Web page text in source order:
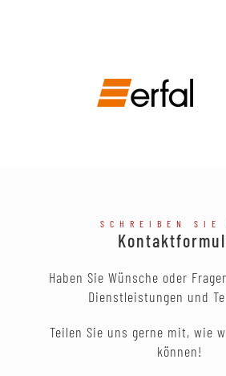
SCHREIBEN SIE
Haben Sie Wünsche oder
Dienstleistungen und
Teilen Sie uns gerne mit, wie
können!